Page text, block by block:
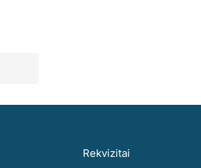
Rekvizitai